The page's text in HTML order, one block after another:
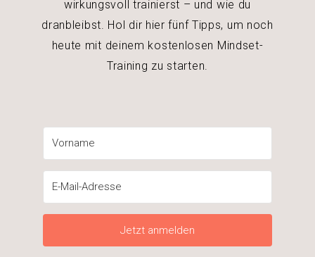
wirkungsvoll trainierst – und wie du
dranbleibst. Hol dir hier fünf Tipps, um noch
heute mit deinem kostenlosen Mindset-
Training zu starten.
Jetzt anmelden